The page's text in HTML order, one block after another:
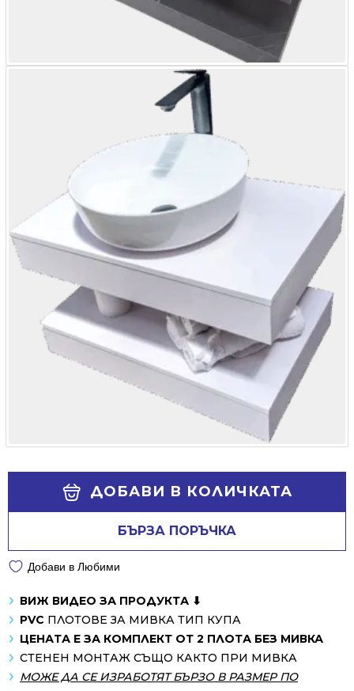
ДОБАВИ В КОЛИЧКАТА
БЪРЗА ПОРЪЧКА
Добави в Любими
ВИЖ ВИДЕО ЗА ПРОДУКТА ⬇
PVC ПЛОТОВЕ ЗА МИВКА ТИП КУПА
ЦЕНАТА Е ЗА КОМПЛЕКТ ОТ 2 ПЛОТА БЕЗ МИВКА
СТЕНЕН МОНТАЖ СЪЩО КАКТО ПРИ МИВКА
МОЖЕ ДА СЕ ИЗРАБОТЯТ БЪРЗО В РАЗМЕР ПО